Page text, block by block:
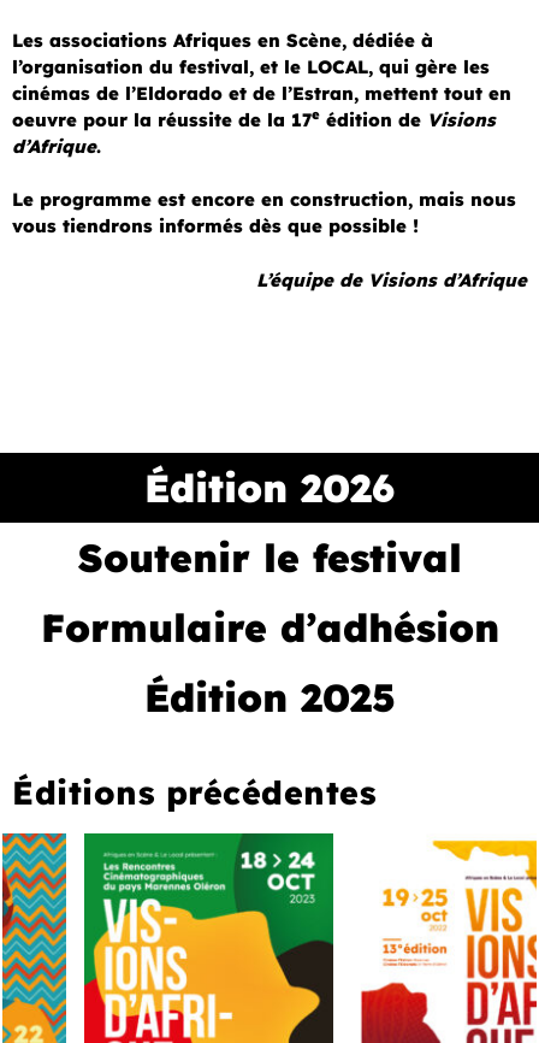
Les associations Afriques en Scène, dédiée à
l’organisation du festival, et le LOCAL, qui gère les
cinémas de l’Eldorado et de l’Estran, mettent tout en
oeuvre pour la réussite de la 17e édition de Visions
d’Afrique.
Le programme est encore en construction, mais nous
vous tiendrons informés dès que possible !
L’équipe de Visions d’Afrique
Édition 2026
Soutenir le festival
Formulaire d’adhésion
Édition 2025
Éditions précédentes